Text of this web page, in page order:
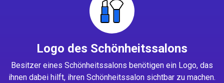
Logo des Schönheitssalons
Besitzer eines Schönheitssalons benötigen ein Logo, das
ihnen dabei hilft, ihren Schönheitssalon sichtbar zu machen.